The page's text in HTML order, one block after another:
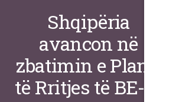
Shqipëria
avancon në
zbatimin e Planit
të Rritjes të BE-së